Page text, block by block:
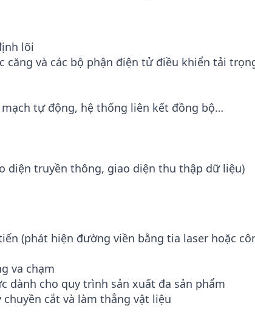
lõi
căng và các bộ phận điện tử điều khiển tải
tự động, hệ thống liên kết đồng bộ…
diện truyền thông, giao diện thu thập dữ liệu)
(phát hiện đường viền bằng tia laser hoặc
va chạm
dành cho quy trình sản xuất đa sản phẩm
cắt và làm thẳng vật liệu